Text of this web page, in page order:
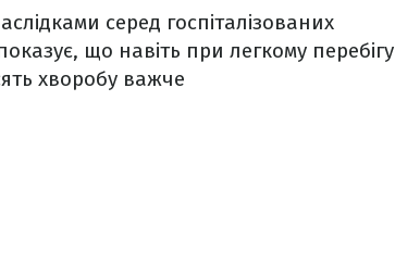
серед госпіталізованих
що навіть при легкому перебігу
хворобу важче